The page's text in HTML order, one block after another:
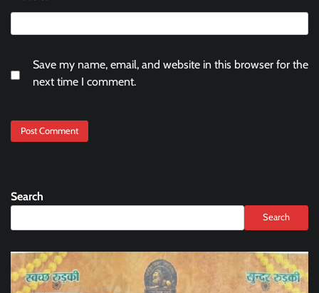
Save my name, email, and website in this browser for the
next time I comment.
Search
Search